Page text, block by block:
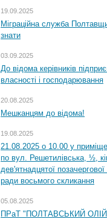
19.09.2025
Міграційна служба
знати
03.09.2025
До відома керівників
власності і господарювання
20.08.2025
Мешканцям до відома!
19.08.2025
21.08.2025 о 10.00 у
по вул. Решетилівська, ½,
дев'ятнадцятої
ради восьмого скликання
05.08.2025
ПРаТ "ПОЛТАВСЬКИЙ